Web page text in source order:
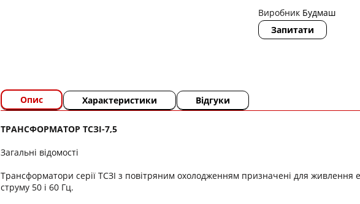
Виробник Будмаш
Запитати
Опис Характеристики Відгуки
ТРАНСФОРМАТОР ТСЗІ-7,5
Загальні відомості
Трансформатори серії ТСЗІ з повітряним охолодженням призначені для живлення
струму 50 і 60 Гц.